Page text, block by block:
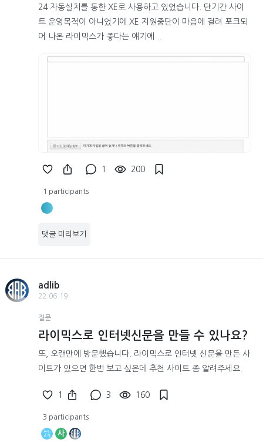
24 자동설치를 통한 XE로 사용하고 있었습니다. 단기간 사이
트 운영목적이 아니었기에 XE 지원중단이 마음에 걸려 포크되
어 나온 라이믹스가 좋다는 얘기에 ...
1 200
1 participants
댓글 미리보기
adlib
22.06.19
질문
라이믹스로 인터넷신문을 만들 수 있나요?
또, 오랜만에 방문했습니다. 라이믹스로 인터넷 신문을 만든 사
이트가 있으면 한번 보고 싶은데 추천 사이트 좀 알려주세요.
1 3 160
3 participants
사